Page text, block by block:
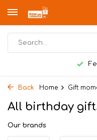
Back Home Gift
All birthday
Our brands